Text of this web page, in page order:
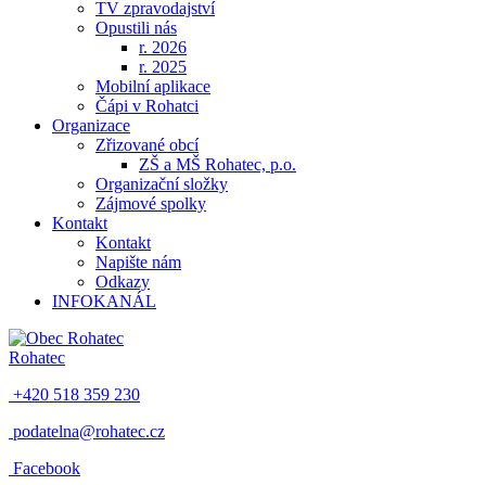
TV zpravodajství
Opustili nás
r. 2026
r. 2025
Mobilní aplikace
Čápi v Rohatci
Organizace
Zřizované obcí
ZŠ a MŠ Rohatec, p.o.
Organizační složky
Zájmové spolky
Kontakt
Kontakt
Napište nám
Odkazy
INFOKANÁL
Rohatec
+420 518 359 230
podatelna@rohatec.cz
Facebook